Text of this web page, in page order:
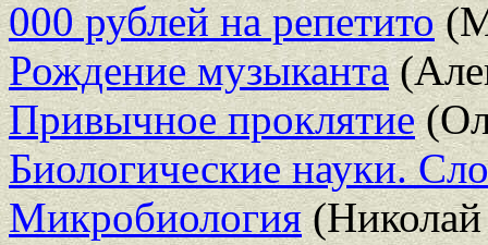
000 рублей на репетито
Рождение музыканта
Привычное проклятие
Биологические науки.
Микробиология